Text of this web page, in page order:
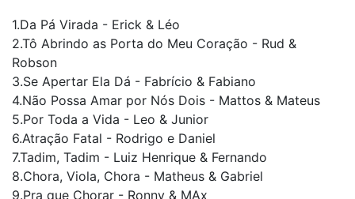
1.Da Pá Virada - Erick & Léo
2.Tô Abrindo as Porta do Meu Coração - Rud &
Robson
3.Se Apertar Ela Dá - Fabrício & Fabiano
4.Não Possa Amar por Nós Dois - Mattos & Mateus
5.Por Toda a Vida - Leo & Junior
6.Atração Fatal - Rodrigo e Daniel
7.Tadim, Tadim - Luiz Henrique & Fernando
8.Chora, Viola, Chora - Matheus & Gabriel
9.Pra que Chorar - Ronny & MAx